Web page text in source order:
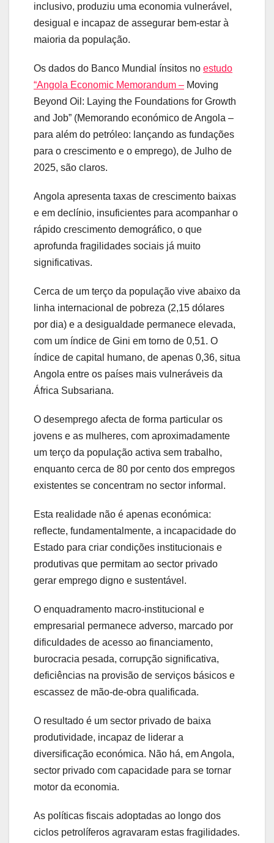
inclusivo, produziu uma economia vulnerável,
desigual e incapaz de assegurar bem‑estar à
maioria da população.
Os dados do Banco Mundial ínsitos no estudo
“Angola Economic Memorandum – Moving
Beyond Oil: Laying the Foundations for Growth
and Job” (Memorando económico de Angola –
para além do petróleo: lançando as fundações
para o crescimento e o emprego), de Julho de
2025, são claros.
Angola apresenta taxas de crescimento baixas
e em declínio, insuficientes para acompanhar o
rápido crescimento demográfico, o que
aprofunda fragilidades sociais já muito
significativas.
Cerca de um terço da população vive abaixo da
linha internacional de pobreza (2,15 dólares
por dia) e a desigualdade permanece elevada,
com um índice de Gini em torno de 0,51. O
índice de capital humano, de apenas 0,36, situa
Angola entre os países mais vulneráveis da
África Subsariana.
O desemprego afecta de forma particular os
jovens e as mulheres, com aproximadamente
um terço da população activa sem trabalho,
enquanto cerca de 80 por cento dos empregos
existentes se concentram no sector informal.
Esta realidade não é apenas económica:
reflecte, fundamentalmente, a incapacidade do
Estado para criar condições institucionais e
produtivas que permitam ao sector privado
gerar emprego digno e sustentável.
O enquadramento macro‑institucional e
empresarial permanece adverso, marcado por
dificuldades de acesso ao financiamento,
burocracia pesada, corrupção significativa,
deficiências na provisão de serviços básicos e
escassez de mão‑de‑obra qualificada.
O resultado é um sector privado de baixa
produtividade, incapaz de liderar a
diversificação económica. Não há, em Angola,
sector privado com capacidade para se tornar
motor da economia.
As políticas fiscais adoptadas ao longo dos
ciclos petrolíferos agravaram estas fragilidades.